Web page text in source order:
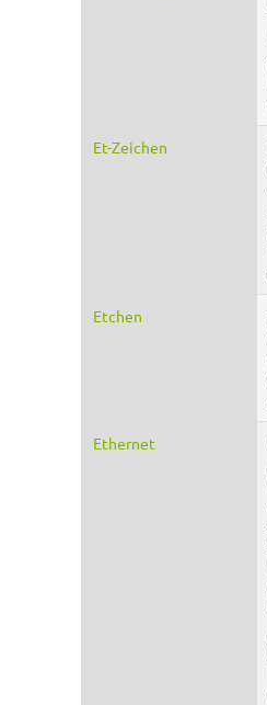
Et-Zeichen
Etchen
Ethernet